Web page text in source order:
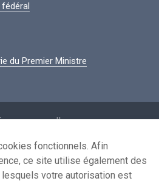
du Premier Ministre
personnelles
de réutilisation
nous
fonctionnels. Afin
ce site utilise également des
votre autorisation est